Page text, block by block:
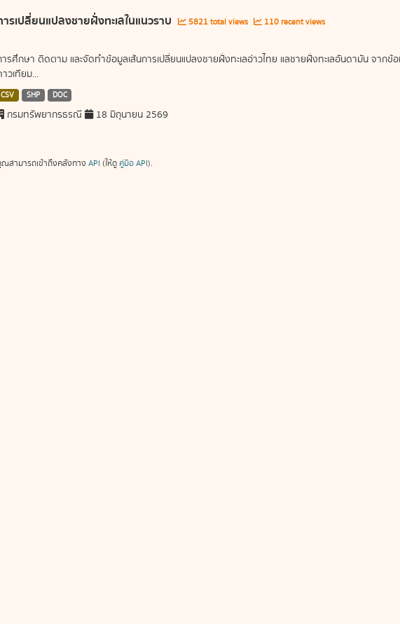
รเปลี่ยนแปลงชายฝั่งทะเลในแนวราบ 5821 total views 110 recent views
รศึกษา ติดตาม และจัดทำข้อมูลเส้นการเปลี่ยนแปลงชายฝั่งทะเลอ่าวไทย แลชายฝั่งทะเลอันดามัน จาก
วเทียม...
CSV SHP DOC
กรมทรัพยากรธรณี 18 มิถุนายน 2569
สามารถเข้าถึงคลังทาง API (ให้ดู คู่มือ API).